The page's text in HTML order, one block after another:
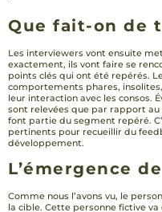
Que fait-on de
Les interviewers vont ensuite
exactement, ils vont faire se
points clés qui ont été repérés.
comportements phares,
leur interaction avec les consos.
sont relevées que par rapport au
font partie du segment repéré.
pertinents pour recueillir du
développement.
L’émergence
Comme nous l’avons vu, le
la cible. Cette personne fictive